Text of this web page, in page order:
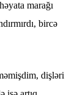
marağı
bircə
dişləri